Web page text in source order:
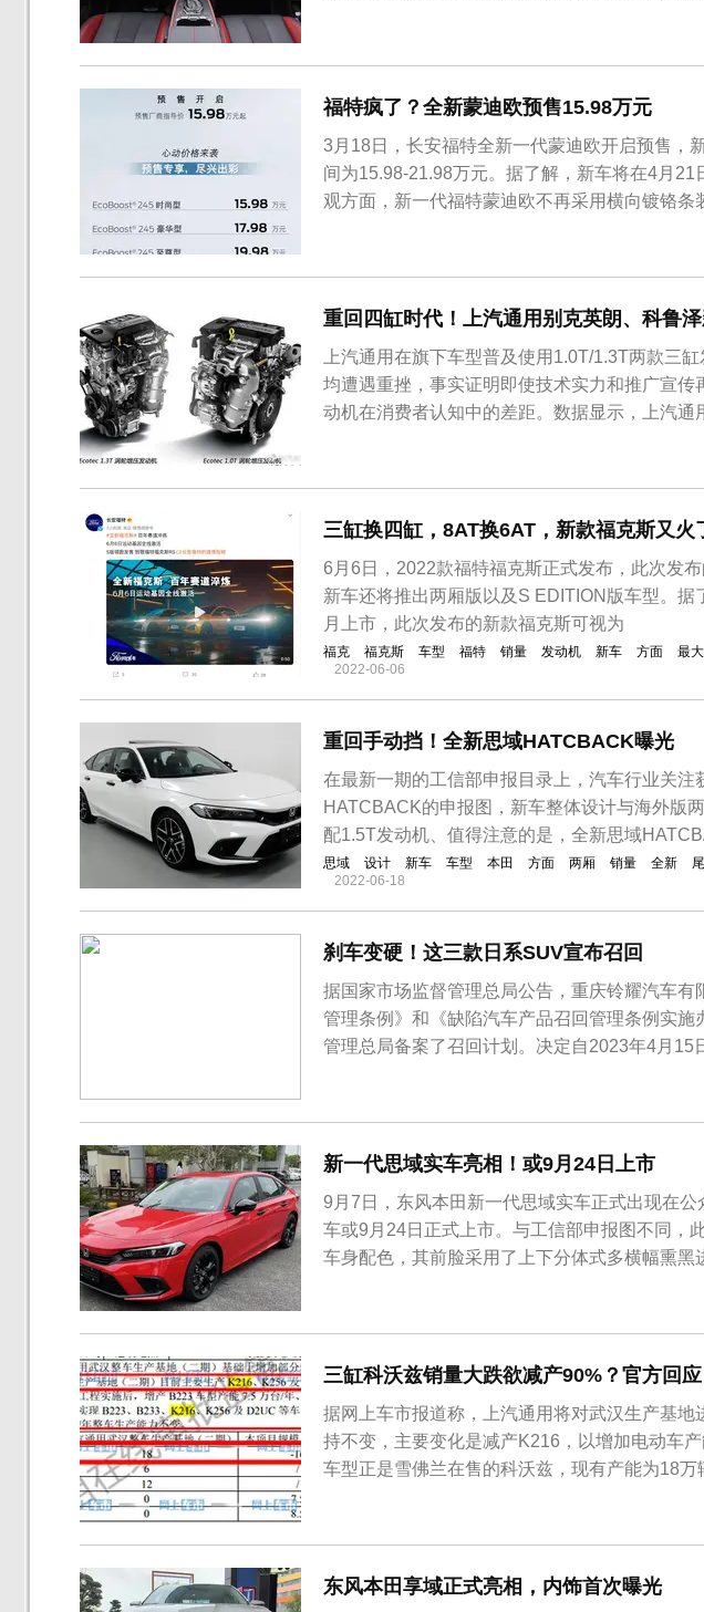
侧裙等位置加入了黑色装饰，车头还嵌有红色
欧尚X5长宽高分别为4490/...
福特疯了？全新蒙迪欧预售15.98万元
3月18日，长安福特全新一代蒙迪欧开启预售，
间为15.98-21.98万元。据了解，新车将在4月
观方面，新一代福特蒙迪欧不再采用横向镀铬条
亮黑色装饰元素点缀，最大的亮点是拥有主动闭
多款福特车型上均有所体现，全新...
重回四缸时代！上汽通用别克英朗、科鲁
上汽通用在旗下车型普及使用1.0T/1.3T两款三
均遭遇重挫，事实证明即使技术实力和推广宣传
动机在消费者认知中的差距。数据显示，上汽通
鲁泽是目前上汽通用紧凑型轿车中的主力车型，
缸发动机在使用，为...
三缸换四缸，8AT换6AT，新款福克斯又火
6月6日，2022款福特福克斯正式发布，此次发
新车还将推出两厢版以及S EDITION版车型。
月上市，此次发布的新款福克斯可视为
福克 福克斯 车型 福特 销量 发动机 新车 方面 最大
2022-06-06
重回手动挡！全新思域HATCBACK曝光
在最新一期的工信部申报目录上，汽车行业关注
HATCBACK的申报图，新车整体设计与海外版
配1.5T发动机、值得注意的是，全新思域
思域 设计 新车 车型 本田 方面 两厢 销量 全新
2022-06-18
刹车变硬！这三款日系SUV宣布召回
据国家市场监督管理总局公告，重庆铃耀汽车有
管理条例》和《缺陷汽车产品召回管理条例实施
管理总局备案了召回计划。决定自2023年4月15
新一代思域实车亮相！或9月24日上市
9月7日，东风本田新一代思域实车正式出现在
车或9月24日正式上市。与工信部申报图不同，
车身配色，其前脸采用了上下分体式多横幅熏黑
计，前包围两侧雾灯区域配备了C字形饰条，看
思域，全新思域的设计看起来更加低调，少了一
三缸科沃兹销量大跌欲减产90%？官方回应
据网上车市报道称，上汽通用将对武汉生产基地
持不变，主要变化是减产K216，以增加电动车
车型正是雪佛兰在售的科沃兹，现有产能为18
称：“我们确实对工厂进行了改造，为了增加电
量的减产，但绝对没有90%那么多，这...
东风本田享域正式亮相，内饰首次曝光